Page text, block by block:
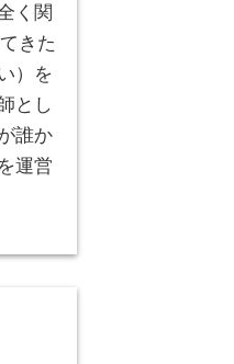
く関
きた
）を
とし
誰か
運営